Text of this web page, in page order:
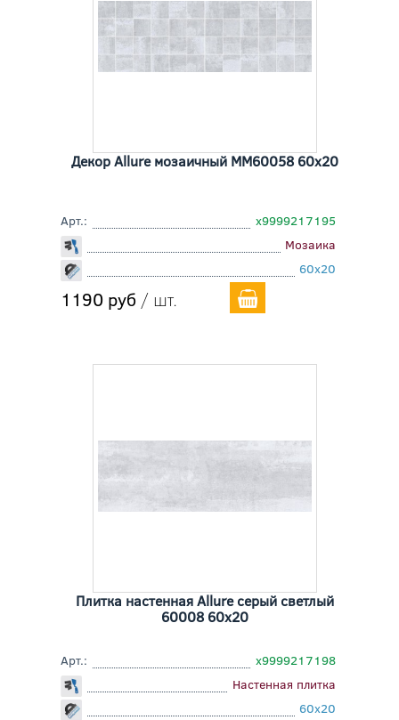
Декор Allure мозаичный MM60058 60x20
Арт.:
х9999217195
Мозаика
60x20
1190 руб / шт.
Плитка настенная Allure серый светлый
60008 60x20
Арт.:
х9999217198
Настенная плитка
60x20